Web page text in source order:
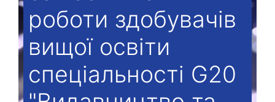
роботи здобувачів
вищої освіти
спеціальності G20